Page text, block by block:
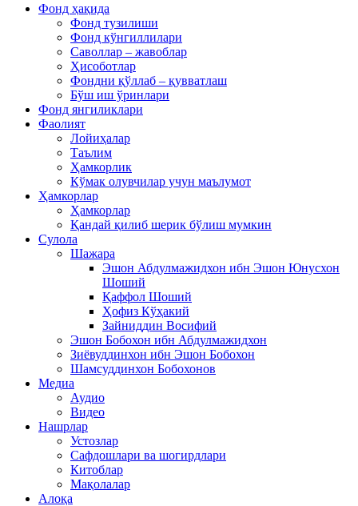
Фонд ҳақида
Фонд тузилиши
Фонд кўнгиллилари
Саволлар – жавоблар
Ҳисоботлар
Фондни қўллаб – қувватлаш
Бўш иш ўринлари
Фонд янгиликлари
Фаолият
Лойиҳалар
Таълим
Ҳамкорлик
Кўмак олувчилар учун маълумот
Ҳамкорлар
Ҳамкорлар
Қандай қилиб шерик бўлиш мумкин
Сулола
Шажара
Эшон Абдулмажидхон ибн Эшон Юнусхон
Шоший
Қаффол Шоший
Ҳофиз Кўҳакий
Зайниддин Восифий
Эшон Бобохон ибн Абдулмажидхон
Зиёвуддинхон ибн Эшон Бобохон
Шамсуддинхон Бобохонов
Медиа
Аудио
Видео
Нашрлар
Устозлар
Сафдошлари ва шогирдлари
Китоблар
Мақолалар
Алоқа